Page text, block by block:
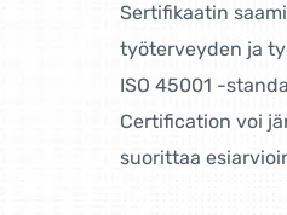
Sertifikaatin
työterveyden ja
ISO 45001 -
Certification voi
suorittaa